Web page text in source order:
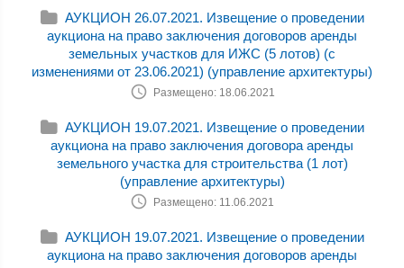
АУКЦИОН 26.07.2021. Извещение о проведении
аукциона на право заключения договоров аренды
земельных участков для ИЖС (5 лотов) (с
изменениями от 23.06.2021) (управление архитектуры)
Размещено: 18.06.2021
АУКЦИОН 19.07.2021. Извещение о проведении
аукциона на право заключения договора аренды
земельного участка для строительства (1 лот)
(управление архитектуры)
Размещено: 11.06.2021
АУКЦИОН 19.07.2021. Извещение о проведении
аукциона на право заключения договоров аренды